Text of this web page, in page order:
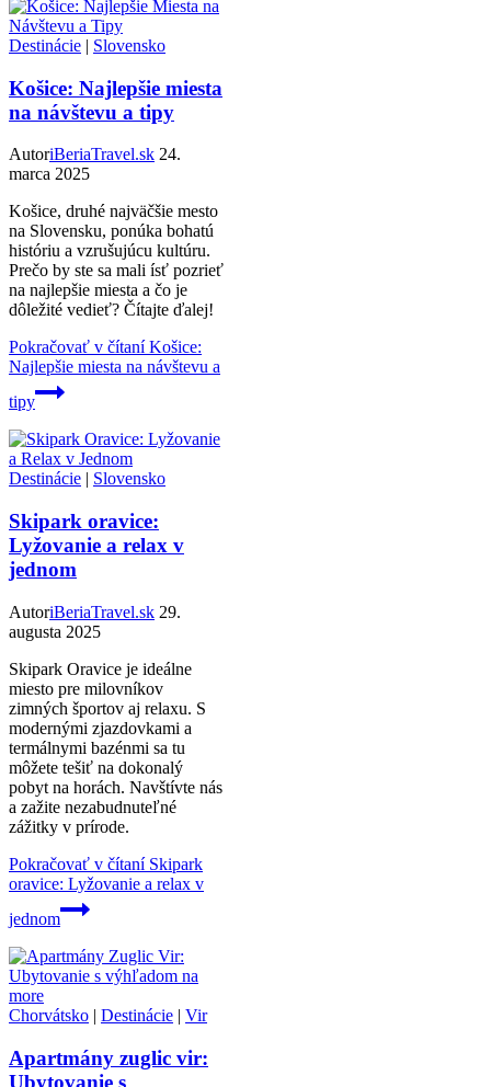
Destinácie | Slovensko
Košice: Najlepšie miesta
na návštevu a tipy
AutoriBeriaTravel.sk 24.
marca 2025
Košice, druhé najväčšie mesto
na Slovensku, ponúka bohatú
históriu a vzrušujúcu kultúru.
Prečo by ste sa mali ísť pozrieť
na najlepšie miesta a čo je
dôležité vedieť? Čítajte ďalej!
Pokračovať v čítaníKošice:
Najlepšie miesta na návštevu a
tipy
Destinácie | Slovensko
Skipark oravice:
Lyžovanie a relax v
jednom
AutoriBeriaTravel.sk 29.
augusta 2025
Skipark Oravice je ideálne
miesto pre milovníkov
zimných športov aj relaxu. S
modernými zjazdovkami a
termálnymi bazénmi sa tu
môžete tešiť na dokonalý
pobyt na horách. Navštívte nás
a zažite nezabudnuteľné
zážitky v prírode.
Pokračovať v čítaníSkipark
oravice: Lyžovanie a relax v
jednom
Chorvátsko | Destinácie | Vir
Apartmány zuglic vir:
Ubytovanie s